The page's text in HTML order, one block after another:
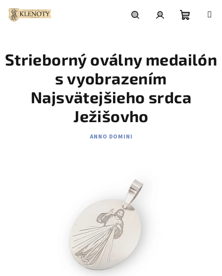
obsah
košík
Strieborný oválny medailón
s vyobrazením
Najsvätejšieho srdca
Ježišovho
ANNO DOMINI